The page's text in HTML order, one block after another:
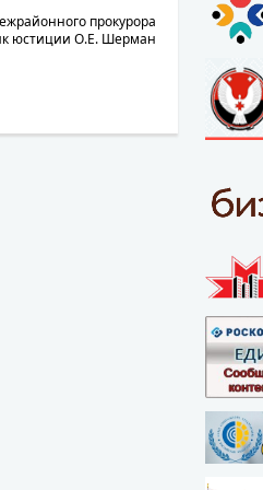
прокурора
юстиции О.Е. Шерман